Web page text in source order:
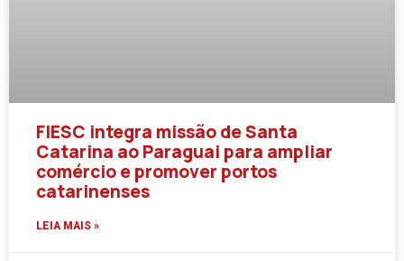
FIESC integra missão de Santa
Catarina ao Paraguai para ampliar
comércio e promover portos
catarinenses
LEIA MAIS »